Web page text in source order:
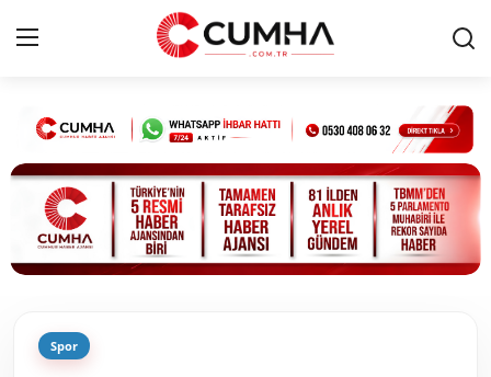
Kurumsal
Cumhurbaşkanlığı
Bakanlıklar
Siyasi Partiler
Spor